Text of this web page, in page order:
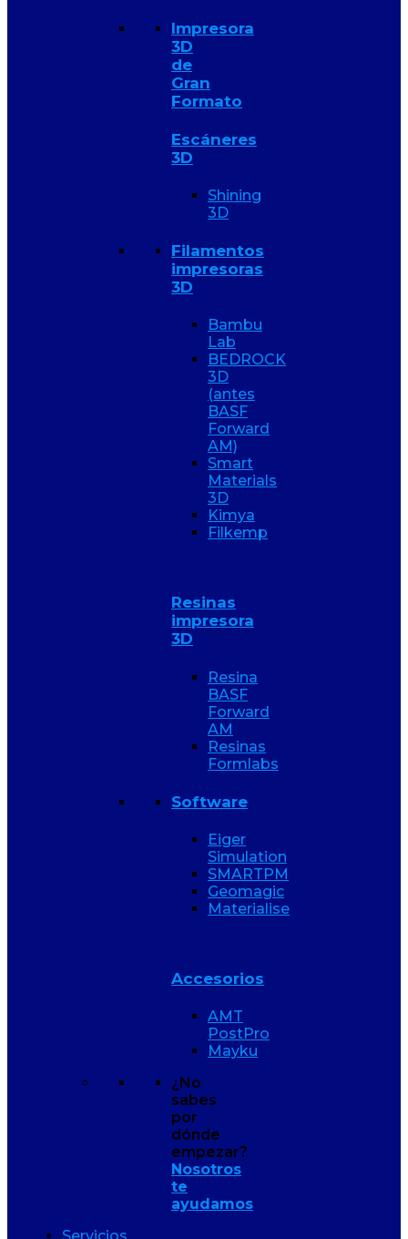
Impresora
3D
de
Gran
Formato
Escáneres
3D
Shining
3D
Filamentos
impresoras
3D
Bambu
Lab
BEDROCK
3D
(antes
BASF
Forward
AM)
Smart
Materials
3D
Kimya
Filkemp
Resinas
impresora
3D
Resina
BASF
Forward
AM
Resinas
Formlabs
Software
Eiger
Simulation
SMARTPM
Geomagic
Materialise
Accesorios
AMT
PostPro
Mayku
¿No
sabes
por
dónde
empezar?
Nosotros
te
ayudamos